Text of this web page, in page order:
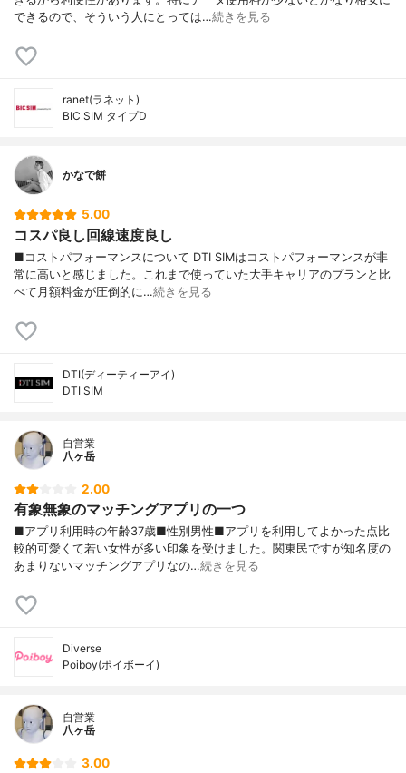
できるので、そういう人にとっては…続きを見る
ranet(ラネット)
BIC SIM タイプD
かなで餅
5.00
コスパ良し回線速度良し
■コストパフォーマンスについて DTI SIMはコストパフォーマンスが非
常に高いと感じました。これまで使っていた大手キャリアのプランと比
べて月額料金が圧倒的に…続きを見る
DTI(ディーティーアイ)
DTI SIM
自営業
八ヶ岳
2.00
有象無象のマッチングアプリの一つ
■アプリ利用時の年齢37歳■性別男性■アプリを利用してよかった点比
較的可愛くて若い女性が多い印象を受けました。関東民ですが知名度の
あまりないマッチングアプリなの…続きを見る
Diverse
Poiboy(ポイボーイ)
自営業
八ヶ岳
3.00